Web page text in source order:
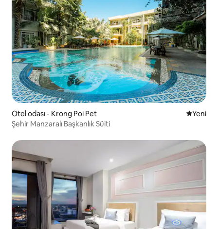
Otel odası - Krong Poi Pet Yeni
Yeni
Şehir Manzaralı Başkanlık Süiti